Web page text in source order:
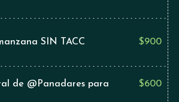
SIN TACC $900
de @Panadares para
$600